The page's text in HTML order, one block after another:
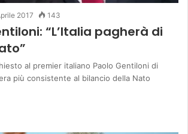
2017 143
“L’Italia pagherà di
al premier italiano Paolo Gentiloni di
più consistente al bilancio della Nato